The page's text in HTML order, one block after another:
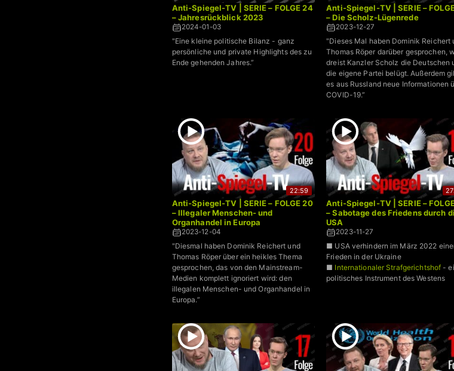
Anti-Spiegel-TV | SERIE – FOLGE 24
– Jahresrückblick 2023
2024-01-03
"Eine kleine politische Bilanz - ganz
persönliche und private Highlights des zu
Ende gehenden Jahres.”
Anti-Spiegel-TV | SERIE –
– Die Scholz-Lügenrede
2023-12-27
"Dieses Mal haben Dominik Reichert
Thomas Röper darüber gesprochen,
dreist Kanzler Scholz die Deutschen
die eigene Partei belügt. Außerdem
es aus Russland neue Informationen
COVID-19.”
22:59
Anti-Spiegel-TV | SERIE – FOLGE 20
– Illegaler Menschen- und
Organhandel in Europa
2023-12-04
"Diesmal haben Dominik Reichert und
Thomas Röper über ein heikles Thema
gesprochen, das von den Mainstream-
Medien komplett ignoriert wird: den
illegalen Menschen- und Organhandel in
Europa.”
Anti-Spiegel-TV | SERIE –
– Sabotage des Friedens durch
USA
2023-11-27
■ USA verhindern im März 2022
Frieden in der Ukraine
■ Internationaler Strafgerichtshof -
politisches Instrument des Westens